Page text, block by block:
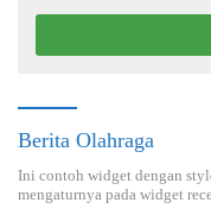
Berita Olahraga
Ini contoh widget dengan
mengaturnya pada widget